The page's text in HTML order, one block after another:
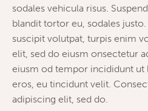
sodales vehicula risus.
blandit tortor eu, sodales
suscipit volutpat, turpis enim
elit, sed do eiusm onsectetur
eiusm od tempor incididunt ut
eros, eu tincidunt velit.
adipiscing elit, sed do.